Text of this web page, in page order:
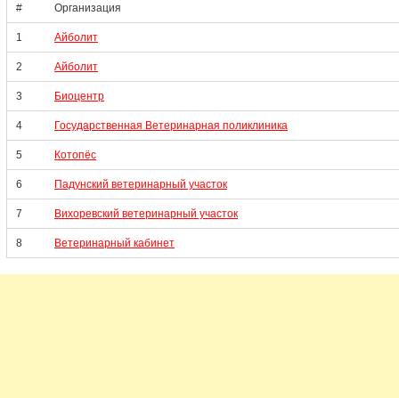
# Организация
1 Айболит
2 Айболит
3 Биоцентр
4 Государственная Ветеринарная поликлиника
5 Котопёс
6 Падунский ветеринарный участок
7 Вихоревский ветеринарный участок
8 Ветеринарный кабинет